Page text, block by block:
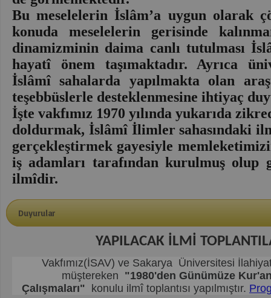
Bu meselelerin İslâm’a uygun olarak
konuda meselelerin gerisinde
dinamizminin daima canlı tutulması
hayatî önem taşımaktadır. Ayrıca
İslâmî sahalarda yapılmakta olan
teşebbüslerle desteklenmesine ihtiyaç
İşte vakfımız 1970 yılında yukarıda
doldurmak, İslâmî İlimler sahasındaki
gerçekleştirmek gayesiyle
iş adamları tarafından kurulmuş olup
ilmîdir.
Duyurular
YAPILACAK İLMİ
Vakfımız(İSAV) ve Sakarya Üniversitesi
müştereken "1980'den Günümüze
Çalışmaları"
konulu ilmî toplantısı yapılmıştır.